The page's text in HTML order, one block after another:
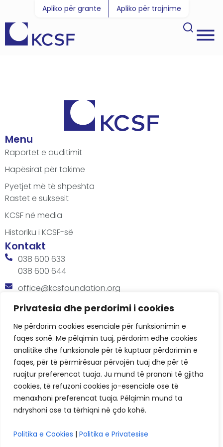
Privatesia dhe perdorimi i cookies
Ne përdorim cookies esenciale për funksionimin e
faqes sonë. Me pëlqimin tuaj, përdorim edhe cookies
analitike dhe funksionale për të kuptuar përdorimin e
faqes, për të përmirësuar përvojën tuaj dhe për të
ruajtur preferencat tuaja. Ju mund të pranoni të gjitha
cookies, të refuzoni cookies jo-esenciale ose të
menaxhoni preferencat tuaja. Pëlqimin mund ta
ndryshoni ose ta tërhiqni në çdo kohë.
Politika e Cookies | Politika e Privatesise
Apliko për grante Apliko për trajnime
Menu
Raportet e auditimit
Hapësirat për takime
Pyetjet më të shpeshta
Rastet e suksesit
KCSF në media
Historiku i KCSF-së
Kontakt
038 600 633
038 600 644
office@kcsfoundation.org
Besa Imami, Lam A, H1, Kat.12, nr. 65-1, Lakrishtë,
Orari
8:00 AM - 4:00 PM
KCSF © 2026
Politikat e Privatësisë